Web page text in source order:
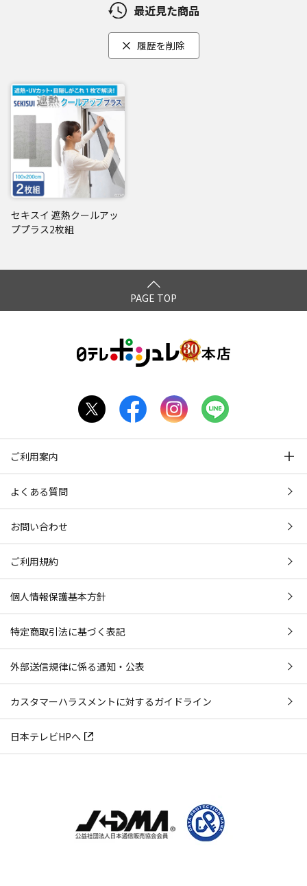
最近見た商品
履歴を削除
セキスイ 遮熱クールアッ
ププラス2枚組
PAGE TOP
ご利用案内
よくある質問
お問い合わせ
ご利用規約
個人情報保護基本方針
特定商取引法に基づく表記
外部送信規律に係る通知・公表
カスタマーハラスメントに対するガイドライン
日本テレビHPへ